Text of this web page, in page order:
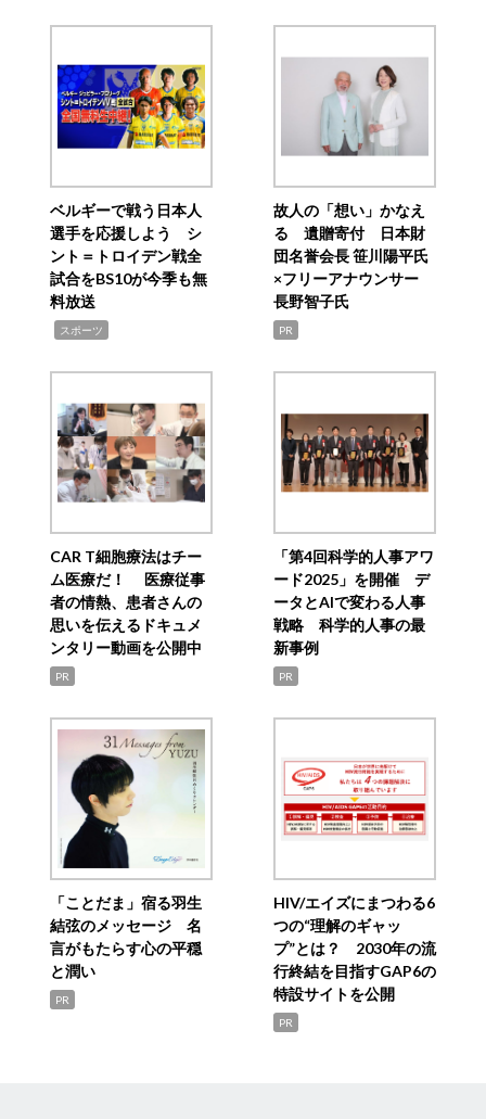
ベルギーで戦う日本人
選手を応援しよう シ
ント＝トロイデン戦全
試合をBS10が今季も無
料放送
スポーツ
故人の「想い」かなえ
る 遺贈寄付 日本財
団名誉会長 笹川陽平氏
×フリーアナウンサー
長野智子氏
PR
CAR T細胞療法はチー
ム医療だ！ 医療従事
者の情熱、患者さんの
思いを伝えるドキュメ
ンタリー動画を公開中
PR
「第4回科学的人事アワ
ード2025」を開催 デ
ータとAIで変わる人事
戦略 科学的人事の最
新事例
PR
「ことだま」宿る羽生
結弦のメッセージ 名
言がもたらす心の平穏
と潤い
PR
HIV/エイズにまつわる6
つの“理解のギャッ
プ”とは？ 2030年の流
行終結を目指すGAP6の
特設サイトを公開
PR